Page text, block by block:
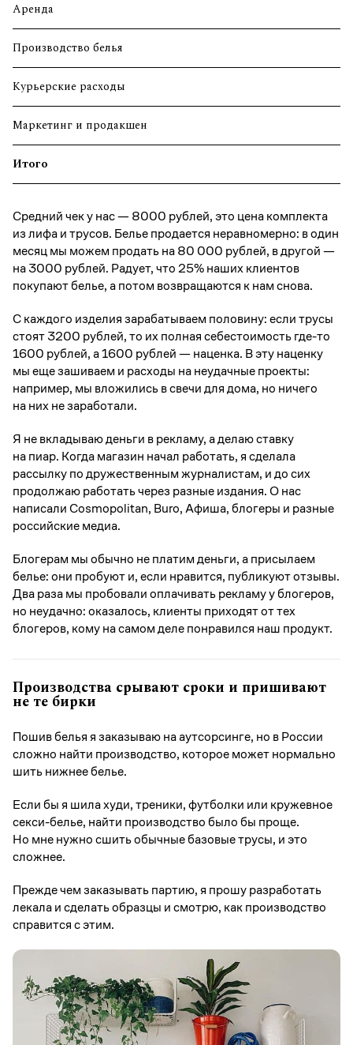
Аренда
Производство белья
Курьерские расходы
Маркетинг и продакшен
Итого
Средний чек у нас — 8000 рублей, это цена комплекта
из лифа и трусов. Белье продается неравномерно: в один
месяц мы можем продать на 80 000 рублей, в другой —
на 3000 рублей. Радует, что 25% наших клиентов
покупают белье, а потом возвращаются к нам снова.
С каждого изделия зарабатываем половину: если трусы
стоят 3200 рублей, то их полная себестоимость где-то
1600 рублей, а 1600 рублей — наценка. В эту наценку
мы еще зашиваем и расходы на неудачные проекты:
например, мы вложились в свечи для дома, но ничего
на них не заработали.
Я не вкладываю деньги в рекламу, а делаю ставку
на пиар. Когда магазин начал работать, я сделала
рассылку по дружественным журналистам, и до сих
продолжаю работать через разные издания. О нас
написали Cosmopolitan, Buro, Афиша, блогеры и разные
российские медиа.
Блогерам мы обычно не платим деньги, а присылаем
белье: они пробуют и, если нравится, публикуют отзывы.
Два раза мы пробовали оплачивать рекламу у блогеров,
но неудачно: оказалось, клиенты приходят от тех
блогеров, кому на самом деле понравился наш продукт.
Производства срывают сроки и пришивают
не те бирки
Пошив белья я заказываю на аутсорсинге, но в России
сложно найти производство, которое может нормально
шить нижнее белье.
Если бы я шила худи, треники, футболки или кружевное
секси-белье, найти производство было бы проще.
Но мне нужно сшить обычные базовые трусы, и это
сложнее.
Прежде чем заказывать партию, я прошу разработать
лекала и сделать образцы и смотрю, как производство
справится с этим.